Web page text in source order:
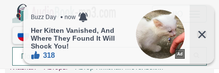
МЕНЮ
RU
Главная Авторы Автор Николай Метельский